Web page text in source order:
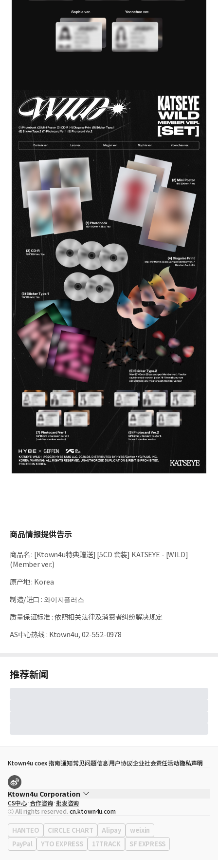
商品情报提供告示
商品名: [Ktown4u特典赠送] [5CD 套装] KATSEYE - [WILD]
(Member ver.)
原产地: Korea
制造/进口 : 와이지플러스
质量保证标准 :依照相关法律及消费者纠纷解决规定
AS中心热线 : Ktown4u, 02-552-0978
推荐新闻
Ktown4u coex 指南通知常见问题信息用户协议企业社会责任活动隐私声明
Ktown4u Corporation
代表
宋効珉
营业执照 120-87-71116
公司地址 首尔特别市 江南区 岭东大路 513号 3楼 （三成洞， coex)
CS中心 合作咨询 批发咨询
ⓒ All rights reserved. cn.ktown4u.com
HANTEO CIRCLE CHART Alipay
weixin
PayPal
YTO EXPRESS 17TRACK SF EXPRESS